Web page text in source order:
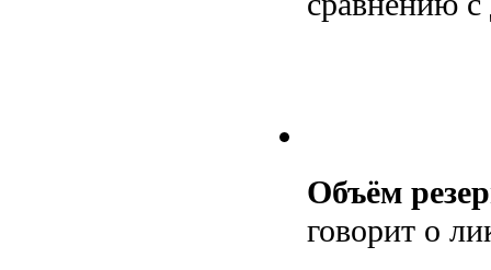
Объём
говорит о